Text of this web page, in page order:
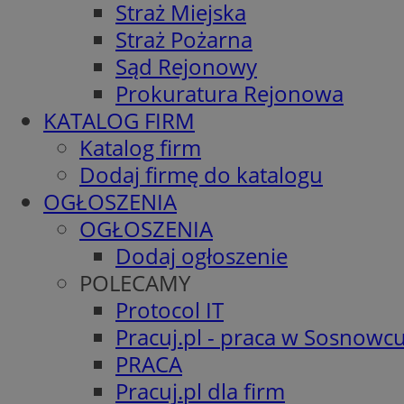
Straż Miejska
Straż Pożarna
Sąd Rejonowy
Prokuratura Rejonowa
KATALOG FIRM
Katalog firm
Dodaj firmę do katalogu
OGŁOSZENIA
OGŁOSZENIA
Dodaj ogłoszenie
POLECAMY
Protocol IT
Pracuj.pl - praca w
PRACA
Pracuj.pl dla firm